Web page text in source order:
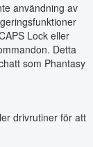
användning av
Lock eller
Detta
som Phantasy
drivrutiner för att